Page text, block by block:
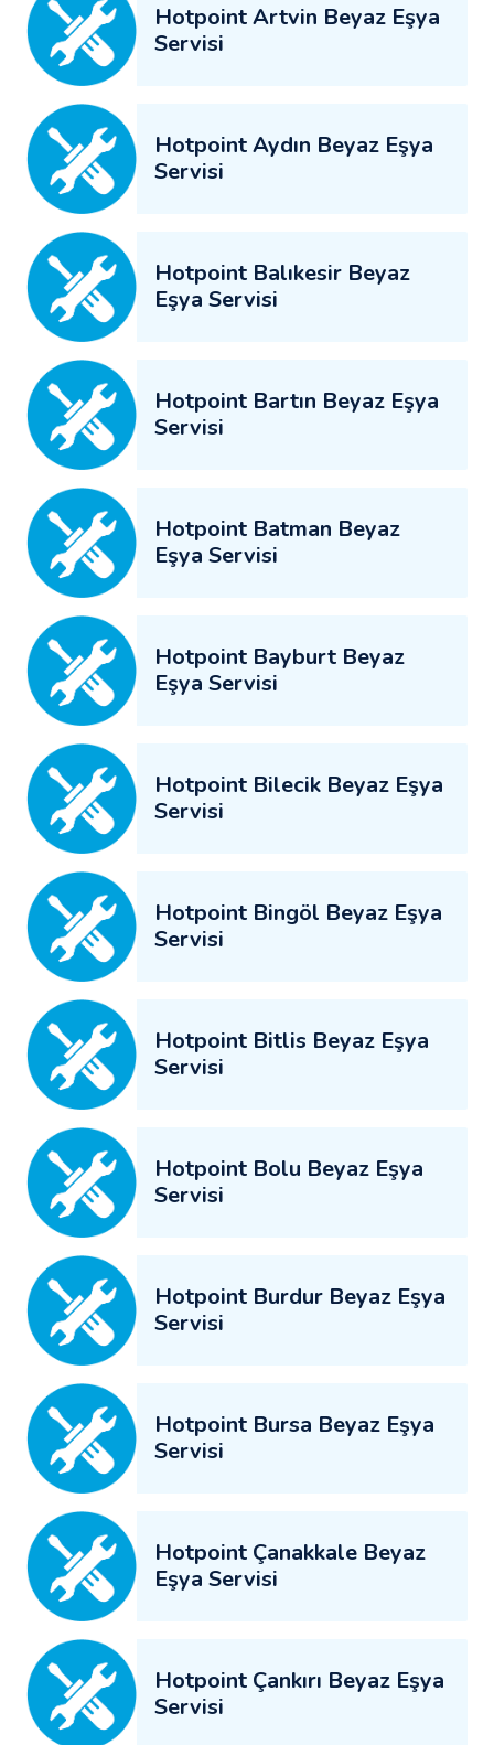
Hotpoint Artvin Beyaz Eşya
Servisi
Hotpoint Aydın Beyaz Eşya
Servisi
Hotpoint Balıkesir Beyaz
Eşya Servisi
Hotpoint Bartın Beyaz Eşya
Servisi
Hotpoint Batman Beyaz
Eşya Servisi
Hotpoint Bayburt Beyaz
Eşya Servisi
Hotpoint Bilecik Beyaz Eşya
Servisi
Hotpoint Bingöl Beyaz Eşya
Servisi
Hotpoint Bitlis Beyaz Eşya
Servisi
Hotpoint Bolu Beyaz Eşya
Servisi
Hotpoint Burdur Beyaz Eşya
Servisi
Hotpoint Bursa Beyaz Eşya
Servisi
Hotpoint Çanakkale Beyaz
Eşya Servisi
Hotpoint Çankırı Beyaz Eşya
Servisi